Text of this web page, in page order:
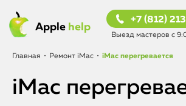
Apple help
+7 (812)
Выезд мастеров с
Главная • Ремонт iMac • iMac перегревается
iMac